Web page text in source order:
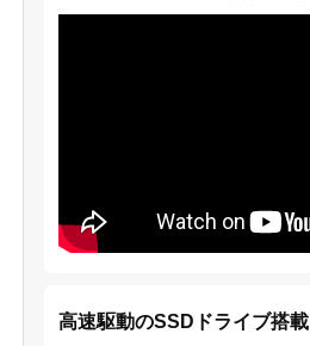
高速駆動のSSDドライブ搭載